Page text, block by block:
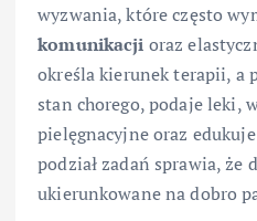
wyzwania, które często
komunikacji oraz
określa kierunek terapii, a
stan chorego, podaje leki,
pielęgnacyjne oraz
podział zadań sprawia, że
ukierunkowane na dobro